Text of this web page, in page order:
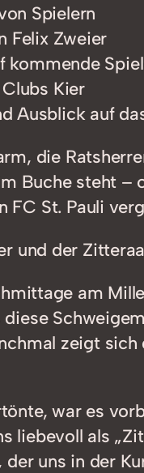
Spielern
Felix Zweier
kommende
Kier
Ausblick auf
die
Buche steht –
FC St. Pauli
und der
am
zeigt
war es
liebevoll als
uns in der